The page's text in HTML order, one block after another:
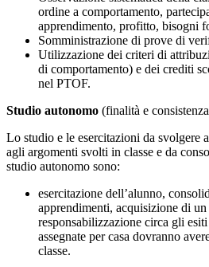
ordine a comportamento,
apprendimento, profitto, bisogni
Somministrazione di prove di
Utilizzazione dei criteri di
di comportamento) e dei crediti
nel PTOF.
Studio autonomo (finalità e
Lo studio e le esercitazioni da svolgere
agli argomenti svolti in classe e da
studio autonomo sono:
esercitazione dell’alunno,
apprendimenti, acquisizione di
responsabilizzazione circa gli
assegnate per casa dovranno
classe.